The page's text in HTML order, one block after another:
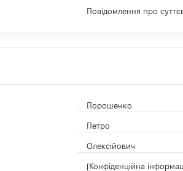
Повідомлення про
Порошенко
Петро
Олексійович
[Конфіденційна